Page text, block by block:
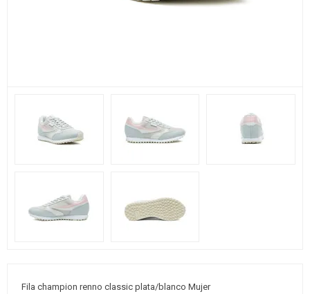
Fila champion renno classic plata/blanco Mujer